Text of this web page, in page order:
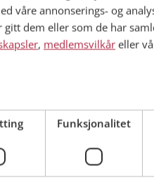
Jeg er en:
våre annonserings- og
dem eller som de har
, medlemsvilkår eller
Funksjonalitet